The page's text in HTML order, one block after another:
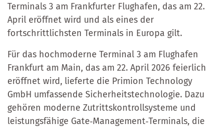
Terminals 3 am Frankfurter Flughafen, das am 22.
April eröffnet wird und als eines der
fortschrittlichsten Terminals in Europa gilt.
Für das hochmoderne Terminal 3 am Flughafen
Frankfurt am Main, das am 22. April 2026 feierlich
eröffnet wird, lieferte die Primion Technology
GmbH umfassende Sicherheitstechnologie. Dazu
gehören moderne Zutrittskontrollsysteme und
leistungsfähige Gate‑Management‑Terminals, die